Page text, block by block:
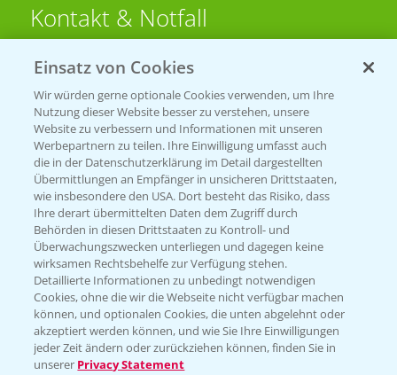
Kontakt & Notfall
Beratung auf WhatsApp
T.+49 (0)174 346 564 1
KONTAKT
Hilfe in Notfällen
T.+49 (0)214/30-20220
Folgen Sie uns
Einsatz von Cookies
Wir würden gerne optionale Cookies verwenden, um Ihre
Nutzung dieser Website besser zu verstehen, unsere
Website zu verbessern und Informationen mit unseren
Werbepartnern zu teilen. Ihre Einwilligung umfasst auch
die in der Datenschutzerklärung im Detail dargestellten
Übermittlungen an Empfänger in unsicheren Drittstaaten,
wie insbesondere den USA. Dort besteht das Risiko, dass
Ihre derart übermittelten Daten dem Zugriff durch
Behörden in diesen Drittstaaten zu Kontroll- und
Überwachungszwecken unterliegen und dagegen keine
wirksamen Rechtsbehelfe zur Verfügung stehen.
Detaillierte Informationen zu unbedingt notwendigen
Cookies, ohne die wir die Webseite nicht verfügbar machen
können, und optionalen Cookies, die unten abgelehnt oder
akzeptiert werden können, und wie Sie Ihre Einwilligungen
jeder Zeit ändern oder zurückziehen können, finden Sie in
unserer Privacy Statement